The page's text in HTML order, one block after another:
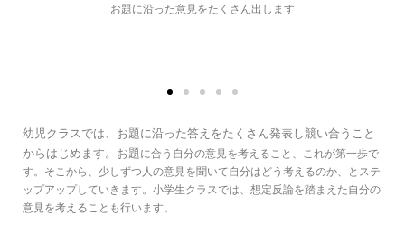
お題に沿ってチーム分け
幼児クラスでは、お題に沿った答えをたくさん発表し競い合うこと
からはじめます。お題に合う自分の意見を考えること、これが第一歩で
す。そこから、少しずつ人の意見を聞いて自分はどう考えるのか、とステ
ップアップしていきます。小学生クラスでは、想定反論を踏まえた自分の
意見を考えることも行います。